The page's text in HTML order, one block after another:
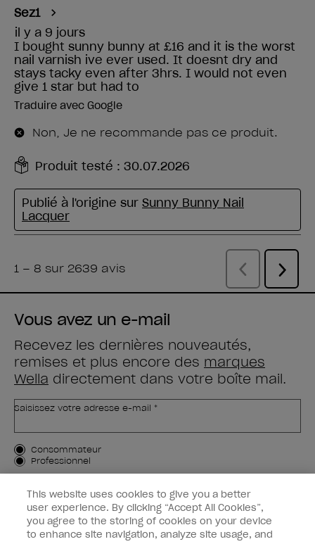
Vous avez un e-mail
Recevez les dernières nouveautés,
remises et plus encore des marques
Wella directement dans votre boîte mail.
Saisissez votre adresse e-mail *
Type de client
Consommateur
Professionnel
M'INSCRIRE
Informations clients
This website uses cookies to give you a better
user experience. By clicking “Accept All Cookies”,
you agree to the storing of cookies on your device
to enhance site navigation, analyze site usage, and